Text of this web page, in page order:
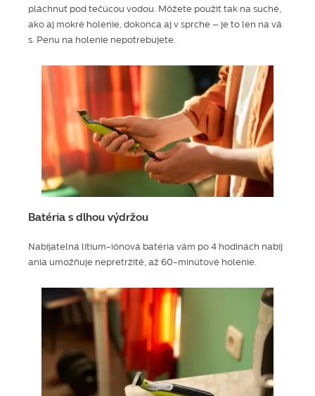
pláchnuť pod tečúcou vodou. Môžete použiť tak na suché,
ako aj mokré holenie, dokonca aj v sprche – je to len na vá
s. Penu na holenie nepotrebujete.
Batéria s dlhou výdržou
Nabíjateľná lítium-iónová batéria vám po 4 hodinách nabíj
ania umožňuje nepretržité, až 60-minútové holenie.